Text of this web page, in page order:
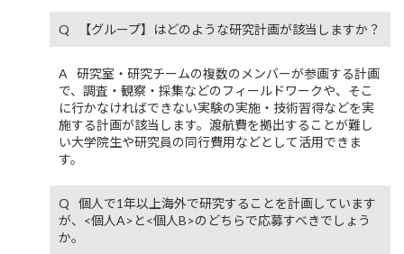
【グループ】はどのような研究計画が該当しますか？
研究室・研究チームの複数のメンバーが参画する計画
で、調査・観察・採集などのフィールドワークや、そこ
に行かなければできない実験の実施・技術習得などを実
施する計画が該当します。渡航費を拠出することが難し
い大学院生や研究員の同行費用などとして活用できま
す。
個人で1年以上海外で研究することを計画しています
が、<個人A>と<個人B>のどちらで応募すべきでしょう
か。